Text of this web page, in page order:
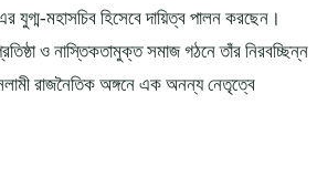
যুগ্ম-মহাসচিব হিসেবে দায়িত্ব পালন করছেন।
ও নাস্তিকতামুক্ত সমাজ গঠনে তাঁর নিরবচ্ছিন্ন
রাজনৈতিক অঙ্গনে এক অনন্য নেতৃত্বে